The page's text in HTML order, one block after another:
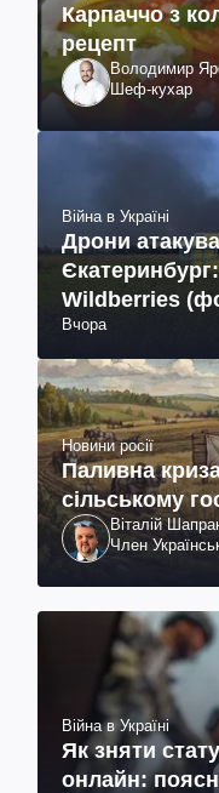
Карпаччо з
рецепт
Володимир
Шеф-кухар
Війна в Україні
Дрони
Wildberries
Вчора
Новини росії
Паливна
сільському
Віталій
Член
Війна в Україні
Як зняти
онлайн: